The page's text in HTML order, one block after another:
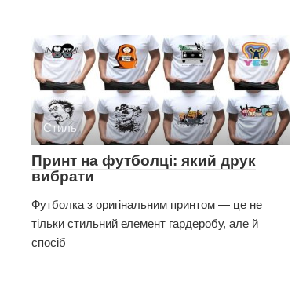
Стиль
Принт на футболці: який друк
вибрати
Футболка з оригінальним принтом — це не
тільки стильний елемент гардеробу, але й
спосіб